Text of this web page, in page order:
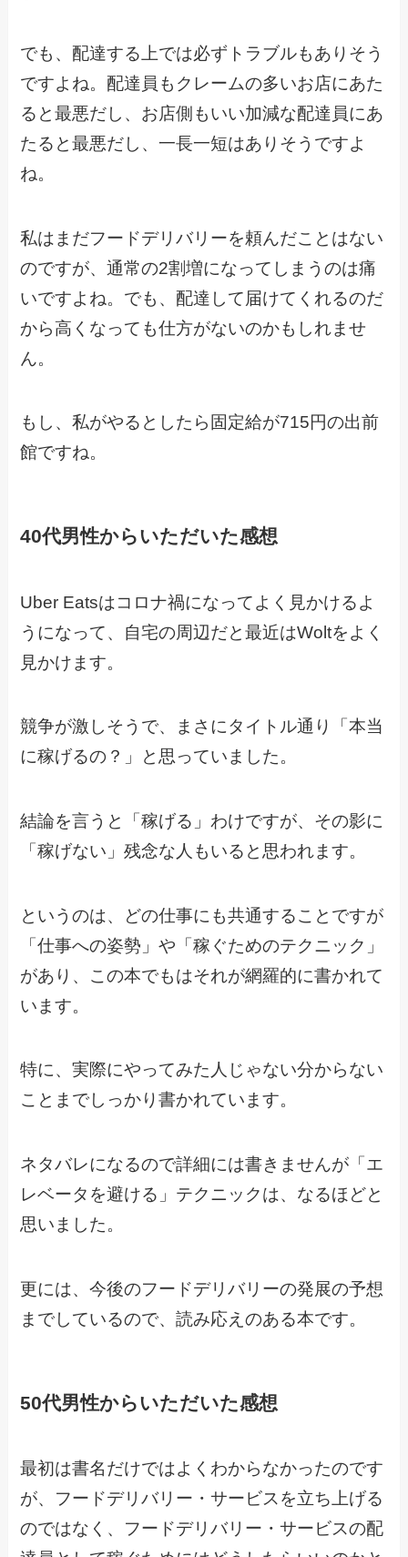
でも、配達する上では必ずトラブルもありそう
ですよね。配達員もクレームの多いお店にあた
ると最悪だし、お店側もいい加減な配達員にあ
たると最悪だし、一長一短はありそうですよ
ね。
私はまだフードデリバリーを頼んだことはない
のですが、通常の2割増になってしまうのは痛
いですよね。でも、配達して届けてくれるのだ
から高くなっても仕方がないのかもしれませ
ん。
もし、私がやるとしたら固定給が715円の出前
館ですね。
40代男性からいただいた感想
Uber Eatsはコロナ禍になってよく見かけるよ
うになって、自宅の周辺だと最近はWoltをよく
見かけます。
競争が激しそうで、まさにタイトル通り「本当
に稼げるの？」と思っていました。
結論を言うと「稼げる」わけですが、その影に
「稼げない」残念な人もいると思われます。
というのは、どの仕事にも共通することですが
「仕事への姿勢」や「稼ぐためのテクニック」
があり、この本でもはそれが網羅的に書かれて
います。
特に、実際にやってみた人じゃない分からない
ことまでしっかり書かれています。
ネタバレになるので詳細には書きませんが「エ
レベータを避ける」テクニックは、なるほどと
思いました。
更には、今後のフードデリバリーの発展の予想
までしているので、読み応えのある本です。
50代男性からいただいた感想
最初は書名だけではよくわからなかったのです
が、フードデリバリー・サービスを立ち上げる
のではなく、フードデリバリー・サービスの配